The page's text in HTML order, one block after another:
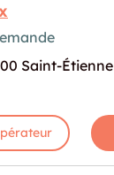
Saint-Étienne